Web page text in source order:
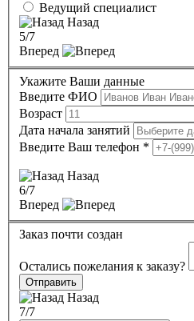
Ведущий специалист
Назад
5/7
Вперед
Укажите Ваши данные
Введите ФИО
Возраст
Дата начала занятий
Введите Ваш телефон *
Назад
6/7
Вперед
Заказ почти создан
Остались пожелания к заказу?
Отправить
Назад
7/7